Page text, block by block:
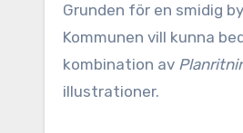
Grunden för en smidig
Kommunen vill kunna
kombination av
illustrationer.